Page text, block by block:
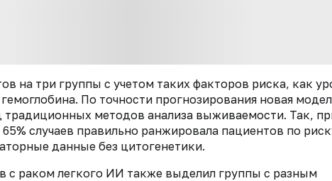
на три группы с учетом таких факторов риска, как
По точности прогнозирования новая
традиционных методов анализа выживаемости. Так,
случаев правильно ранжировала пациентов по
данные без цитогенетики.
с раком легкого ИИ также выделил группы с разным